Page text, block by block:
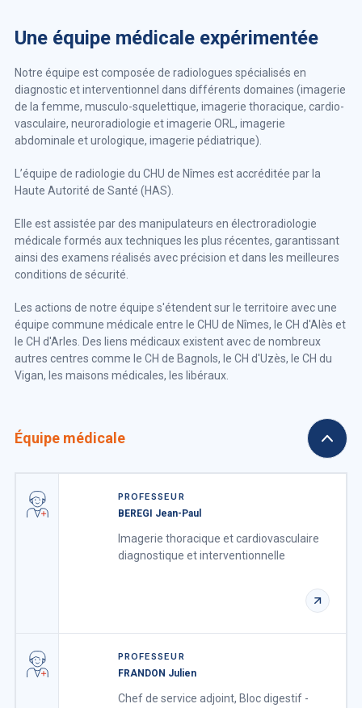
Une équipe médicale expérimentée
Notre équipe est composée de radiologues spécialisés en
diagnostic et interventionnel dans différents domaines (imagerie
de la femme, musculo-squelettique, imagerie thoracique, cardio-
vasculaire, neuroradiologie et imagerie ORL, imagerie
abdominale et urologique, imagerie pédiatrique).
L’équipe de radiologie du CHU de Nîmes est accréditée par la
Haute Autorité de Santé (HAS).
Elle est assistée par des manipulateurs en électroradiologie
médicale formés aux techniques les plus récentes, garantissant
ainsi des examens réalisés avec précision et dans les meilleures
conditions de sécurité.
Les actions de notre équipe s'étendent sur le territoire avec une
équipe commune médicale entre le CHU de Nîmes, le CH d'Alès et
le CH d'Arles. Des liens médicaux existent avec de nombreux
autres centres comme le CH de Bagnols, le CH d'Uzès, le CH du
Vigan, les maisons médicales, les libéraux.
Équipe médicale
PROFESSEUR
BEREGI Jean-Paul
Imagerie thoracique et cardiovasculaire
diagnostique et interventionnelle
PROFESSEUR
FRANDON Julien
Chef de service adjoint, Bloc digestif -